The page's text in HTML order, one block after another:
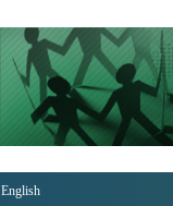
English